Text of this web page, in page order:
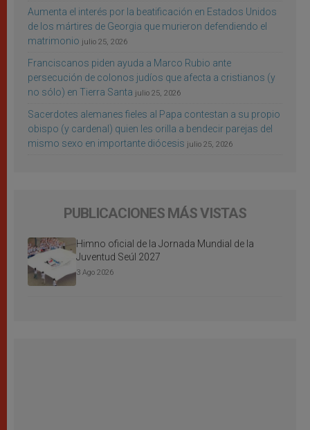
Aumenta el interés por la beatificación en Estados Unidos
de los mártires de Georgia que murieron defendiendo el
matrimonio julio 25, 2026
Franciscanos piden ayuda a Marco Rubio ante
persecución de colonos judíos que afecta a cristianos (y
no sólo) en Tierra Santa julio 25, 2026
Sacerdotes alemanes fieles al Papa contestan a su propio
obispo (y cardenal) quien les orilla a bendecir parejas del
mismo sexo en importante diócesis julio 25, 2026
PUBLICACIONES MÁS VISTAS
Himno oficial de la Jornada Mundial de la
Juventud Seúl 2027
3 Ago 2026